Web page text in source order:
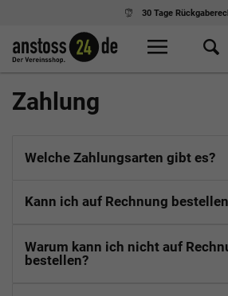
30 Tage
Zahlung
Welche Zahlungsarten gibt es?
Kann ich auf Rechnung
Warum kann ich nicht auf
bestellen?